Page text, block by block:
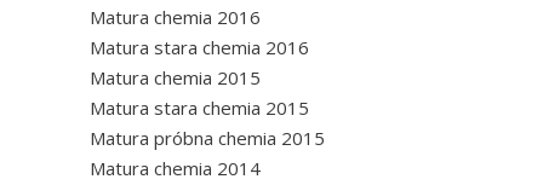
Matura chemia 2016
Matura stara chemia 2016
Matura chemia 2015
Matura stara chemia 2015
Matura próbna chemia 2015
Matura chemia 2014